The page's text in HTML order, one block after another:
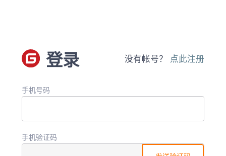
登录 没有帐号？ 点此注册
手机号码
手机验证码